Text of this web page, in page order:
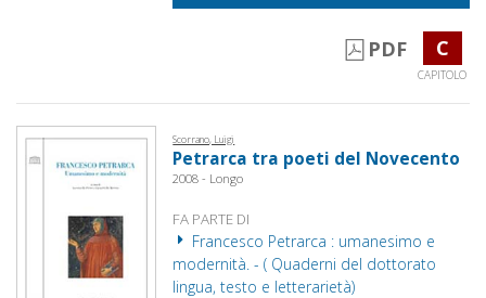
PDF C
CAPITOLO
Scorrano, Luigi
Petrarca tra poeti del Novecento
2008 - Longo
FA PARTE DI
Francesco Petrarca : umanesimo e
modernità. - ( Quaderni del dottorato
lingua, testo e letterarietà)